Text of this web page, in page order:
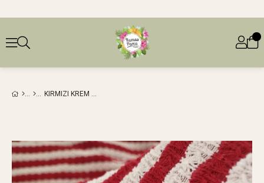
KIRMIZI KREM RENKLERDE TRIKO ÖRME (EN 170 CM X BOY 175 CM)